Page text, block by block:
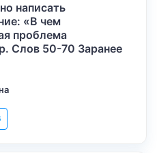
написать
«В чем
проблема
Слов 50-70 Заранее